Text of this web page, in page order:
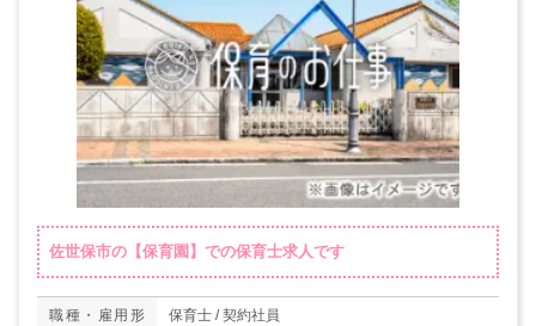
佐世保市の【保育園】での保育士求人です
職種・雇用形
保育士 / 契約社員